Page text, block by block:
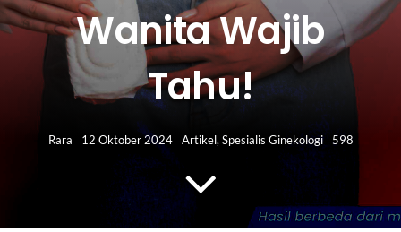
HUBUNGI KAMI
Wanita Wajib
Tahu!
Rara 12 Oktober 2024 Artikel,Spesialis Ginekologi 598